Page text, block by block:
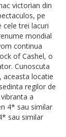
victorian din
pe
cele trei lacuri
mondial
continua
of Cashel, o
Cunoscuta
aceasta locatie
regilor de
a
4* sau similar
sau similar